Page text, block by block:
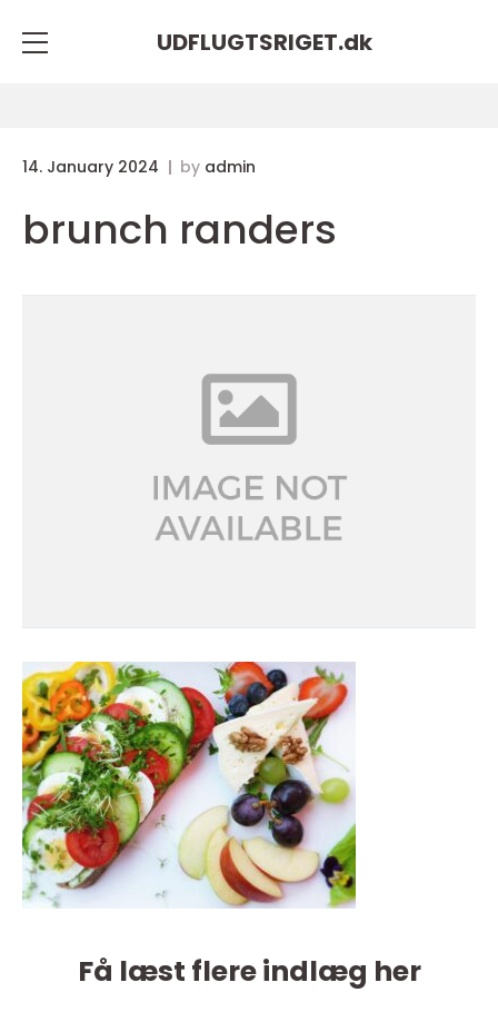
UDFLUGTSRIGET.dk
14. January 2024 by admin
brunch randers
Få læst flere indlæg her